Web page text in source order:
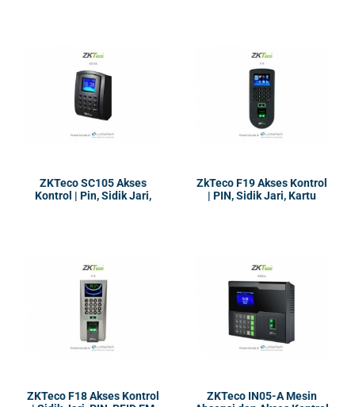
ZKTeco SC105 Akses
Kontrol | Pin, Sidik Jari,
ZkTeco F19 Akses Kontrol
| PIN, Sidik Jari, Kartu
ZKTeco F18 Akses Kontrol
ZKTeco IN05-A Mesin